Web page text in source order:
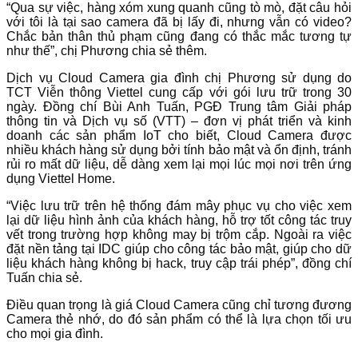
“Qua sự việc, hàng xóm xung quanh cũng tò mò, đặt câu hỏi
với tôi là tại sao camera đã bị lấy đi, nhưng vẫn có video?
Chắc bản thân thủ phạm cũng đang có thắc mắc tương tự
như thế”, chị Phương chia sẻ thêm.
Dịch vụ Cloud Camera gia đình chị Phương sử dụng do
TCT Viễn thông Viettel cung cấp với gói lưu trữ trong 30
ngày. Đồng chí Bùi Anh Tuấn, PGĐ Trung tâm Giải pháp
thông tin và Dịch vụ số (VTT) – đơn vị phát triển và kinh
doanh các sản phẩm IoT cho biết, Cloud Camera được
nhiều khách hàng sử dụng bởi tính bảo mật và ổn định, tránh
rủi ro mất dữ liệu, dễ dàng xem lại mọi lúc mọi nơi trên ứng
dụng Viettel Home.
“Việc lưu trữ trên hệ thống đám mây phục vụ cho việc xem
lại dữ liệu hình ảnh của khách hàng, hỗ trợ tốt công tác truy
vết trong trường hợp không may bị trộm cắp. Ngoài ra việc
đặt nền tảng tại IDC giúp cho công tác bảo mật, giúp cho dữ
liệu khách hàng không bị hack, truy cập trái phép”, đồng chí
Tuấn chia sẻ.
Điều quan trọng là giá Cloud Camera cũng chỉ tương đương
Camera thẻ nhớ, do đó sản phẩm có thể là lựa chọn tối ưu
cho mọi gia đình.